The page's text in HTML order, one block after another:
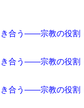
き合う――宗教の役
き合う――宗教の役
き合う――宗教の役